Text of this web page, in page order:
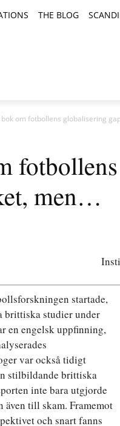
THE BLOG
bok om fotbollens globalisering
men…
startade,
brittiska studier under
en engelsk uppfinning,
var också tidigt
stilbildande brittiska
inte bara utgjorde
till skam. Framemot
och snart fanns